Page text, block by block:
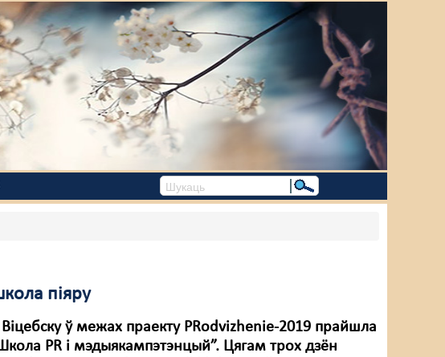
піяру
ў межах праекту PRodvizhenie-2019 прайшла
PR і мэдыякампэтэнцый”. Цягам трох дзён